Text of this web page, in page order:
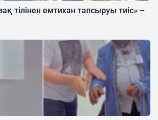
тілінен емтихан тапсыруы тиіс» –